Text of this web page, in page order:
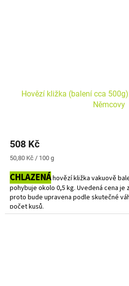
Hovězí kližka (balení cca
Němcovy
508 Kč
Měrná
50,80 Kč / 100 g
CHLAZENÁhovězí kližka vakuově
pohybuje okolo 0,5 kg. Uvedená cena je
proto bude upravena podle skutečné
počet kusů.